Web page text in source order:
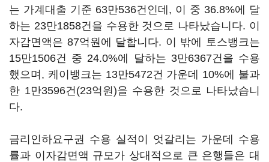
는 가계대출 기준 63만536건인데, 이 중 36.8%에 달
하는 23만1858건을 수용한 것으로 나타났습니다. 이
자감면액은 87억원에 달합니다. 이 밖에 토스뱅크는
15만1506건 중 24.0%에 달하는 3만6367건을 수용
했으며, 케이뱅크는 13만5472건 가운데 10%에 불과
한 1만3596건(23억원)을 수용한 것으로 나타났습니
다.
금리인하요구권 수용 실적이 엇갈리는 가운데 수용
률과 이자감면액 규모가 상대적으로 큰 은행들은 대